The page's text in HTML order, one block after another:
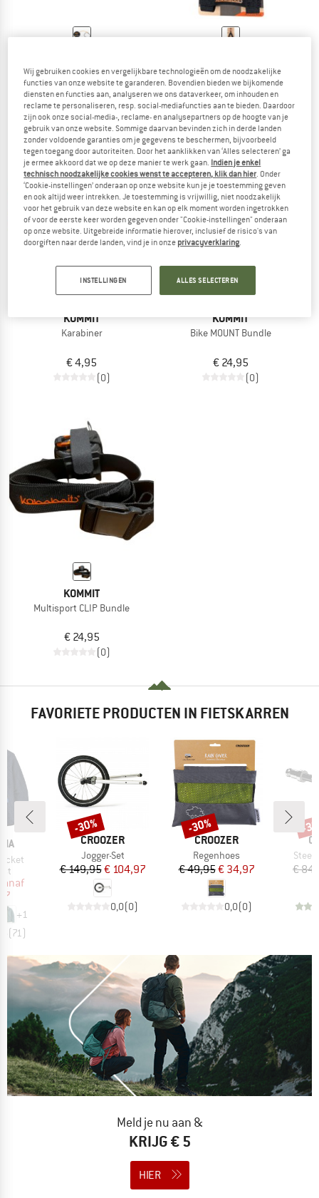
Bike Zugsystem
Fietssleepkabel
€ 59,95
5,0(9)
Bike Bungee
€ 24,95
5,0(3)
KOMMIT
Karabiner
€ 4,95
(0)
KOMMIT
Bike MOUNT Bundle
€ 24,95
(0)
KOMMIT
Multisport CLIP Bundle
€ 24,95
(0)
FAVORIETE PRODUCTEN IN FIETSKARREN
prijs
+1
(71 )
MERK
CROOZER
Artikel
Jogger-Set
Prijs
€ 149,95Verlaagde prijs
€ 104,97
0,0(0)
Korting
-30%
MERK
CROOZER
Artikel
Regenhoes
Prijs
€ 49,95Verlaagde prijs
€ 34,97
0,0(0)
Korting
-30%
Artikel
€
-
Meld je nu aan &
KRIJG € 5
HIER
Wij gebruiken cookies en vergelijkbare technologieën om de noodzakelijke
functies van onze website te garanderen. Bovendien bieden we bijkomende
diensten en functies aan, analyseren we ons dataverkeer, om inhouden en
reclame te personaliseren, resp. social-mediafuncties aan te bieden. Daardoor
zijn ook onze social-media-, reclame- en analysepartners op de hoogte van je
gebruik van onze website. Sommige daarvan bevinden zich in derde landen
zonder voldoende garanties om je gegevens te beschermen, bijvoorbeeld
tegen toegang door autoriteiten. Door het aanklikken van ‘Alles selecteren’ ga
je ermee akkoord dat we op deze manier te werk gaan. Indien je enkel
technisch noodzakelijke cookies wenst te accepteren, klik dan hier. Onder
‘Cookie-instellingen’ onderaan op onze website kun je je toestemming geven
en ook altijd weer intrekken. Je toestemming is vrijwillig, niet noodzakelijk
voor het gebruik van deze website en kan op elk moment worden ingetrokken
of voor de eerste keer worden gegeven onder "Cookie-instellingen" onderaan
op onze website. Uitgebreide informatie hierover, inclusief de risico's van
doorgiften naar derde landen, vind je in onze privacyverklaring.
INSTELLINGEN ALLES SELECTEREN